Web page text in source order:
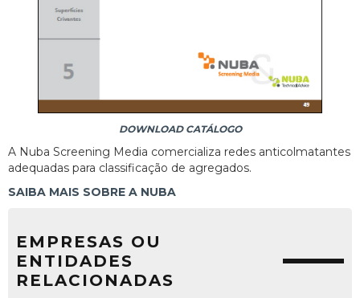
DOWNLOAD CATÁLOGO
A Nuba Screening Media comercializa redes anticolmatantes
adequadas para classificação de agregados.
SAIBA MAIS SOBRE A NUBA
EMPRESAS OU
ENTIDADES
RELACIONADAS